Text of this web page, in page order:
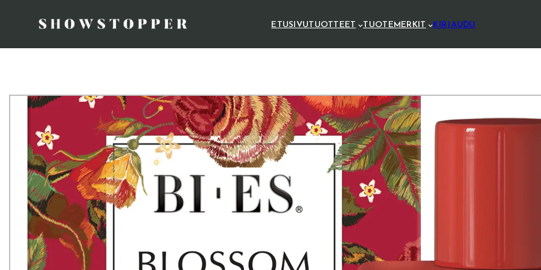
ETUSIVUTUOTTEET TUOTEMERKIT KIRJAUDU